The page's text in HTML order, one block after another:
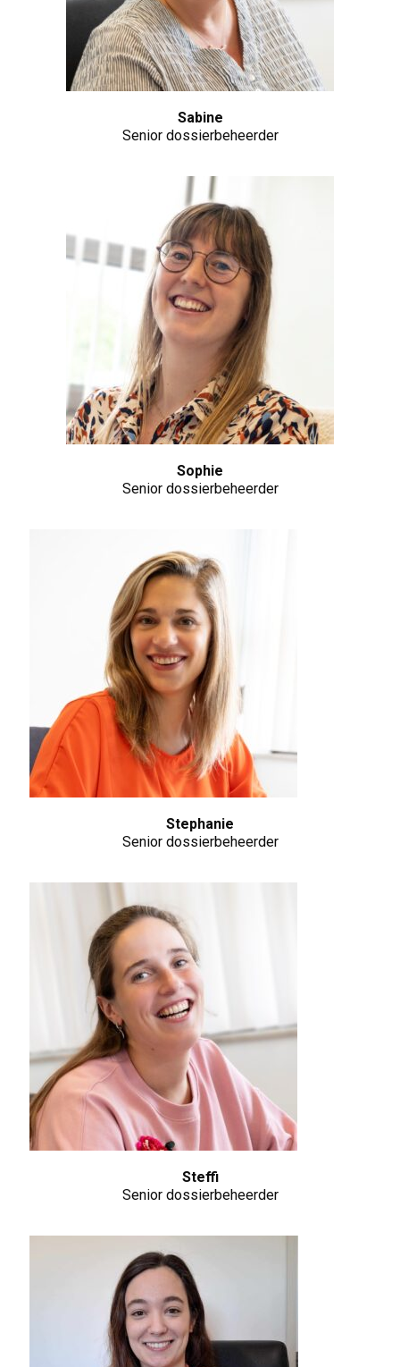
Sabine
Senior dossierbeheerder
Sophie
Senior dossierbeheerder
Stephanie
Senior dossierbeheerder
Steffi
Senior dossierbeheerder